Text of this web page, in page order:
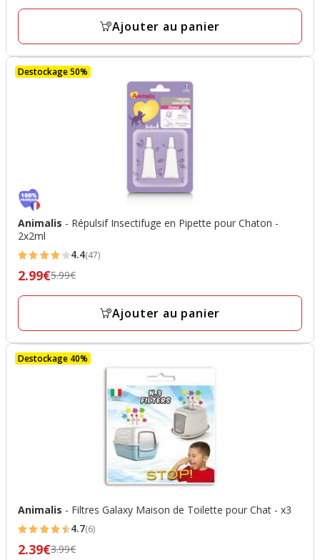
avec
avis
prix
final
2.99€
Ajouter au panier
Destockage 50%
Animalis - Répulsif Insectifuge en Pipette pour Chaton -
2x2ml
4.4
étoiles
avec
avis
4.4(47)
Prix
prix
final
2.99€
2.99€5.99€
Ajouter au panier
Destockage 40%
Animalis - Filtres Galaxy Maison de Toilette pour Chat - x3
4.7
étoiles
4.7(6)
Prix
2.39€3.99€